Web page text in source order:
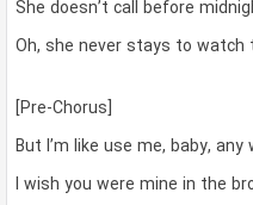
She doesn’t call before
Oh, she never stays to
[Pre-Chorus]
But I’m like use me, baby,
I wish you were mine in the